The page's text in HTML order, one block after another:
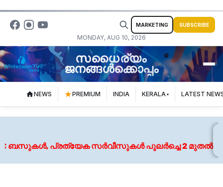
MONDAY, AUG 10, 2026
MARKETING SUBSCRIBE
സധൈര്യം
ജനങ്ങൾക്കൊപ്പം
NEWS PREMIUM INDIA KERALA LATEST
ബസുകൾ, പ്രത്യേക സർവീസുകൾ പുലർച്ചെ 2 മുതൽ